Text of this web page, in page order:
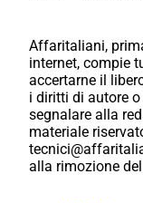
Affaritaliani,
internet, compie
accertarne il
i diritti di autore
segnalare alla
materiale
alla rimozione